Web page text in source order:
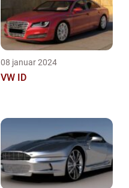
08 januar 2024
VW ID